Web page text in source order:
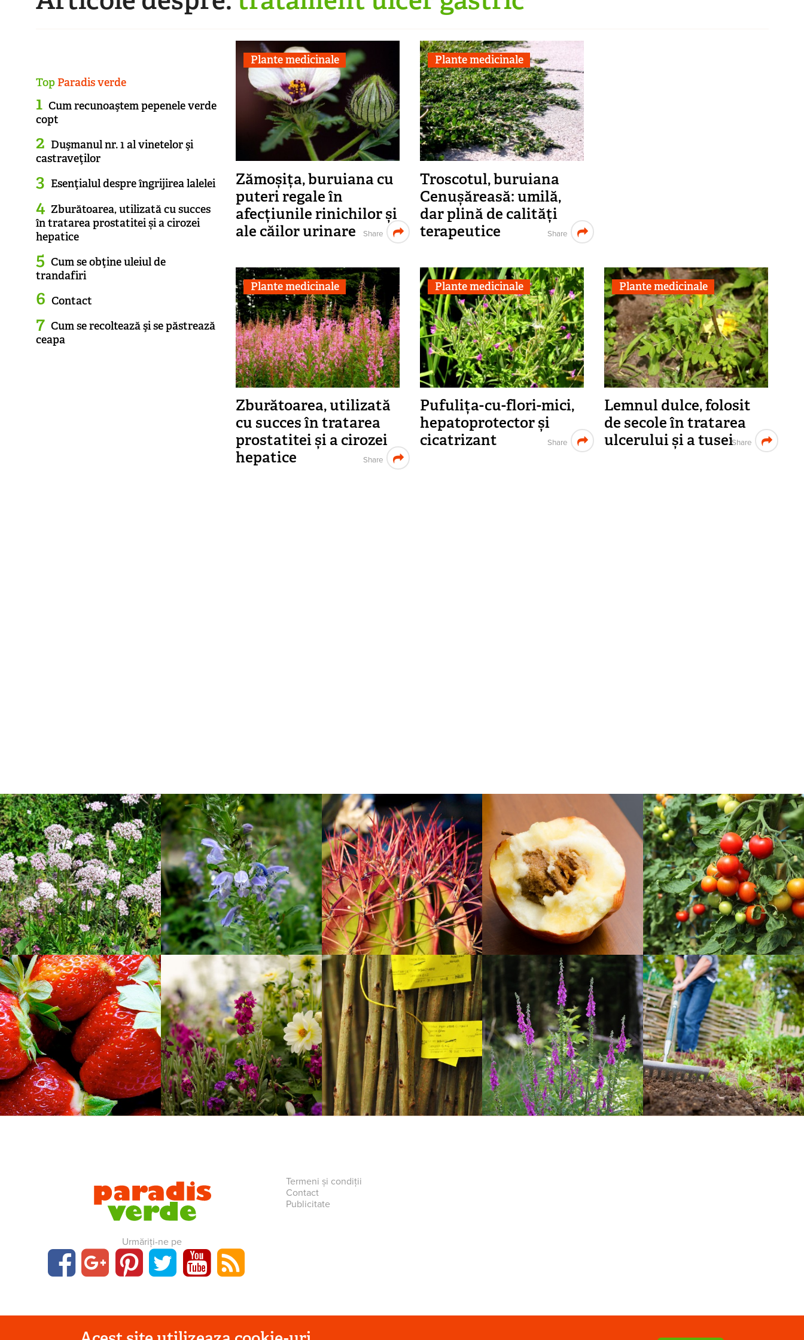
Plante medicinale
Zămoșița, buruiana cu
puteri re­gale în
afecțiunile rinichilor și
ale căilor urinare
Share
Plante medicinale
Troscotul, buruiana
Cenușăreasă: umilă,
dar plină de calități
terapeutice
Share
Plante medicinale
Zburătoarea, utilizată
cu succes în tratarea
prostatitei și a cirozei
hepatice
Share
Plante medicinale
Pufulița-cu-flori-mici,
hepatoprotector și
cicatrizant
Share
Plante medicinale
Lemnul dulce, folosit
de secole în tratarea
ulcerului și a tuseiShare
TopParadis verde
Cum recunoaştem pepenele verde
copt
Duşmanul nr. 1 al vinetelor şi
castraveţilor
Esenţialul despre îngrijirea lalelei
Zburătoarea, utilizată cu succes
în tratarea prostatitei și a cirozei
hepatice
Cum se obţine uleiul de
trandafiri
Contact
Cum se recoltează şi se păstrează
ceapa
Urmăriți-ne pe
Termeni și condiții
Contact
Publicitate